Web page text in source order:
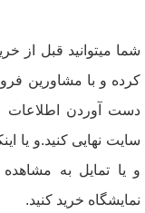
شما میتوانید قبل از
کرده و با مشاورین
دست آوردن اطلاعات
سایت نهایی کنید.و یا
و یا تمایل به
نمایشگاه خرید کنید.